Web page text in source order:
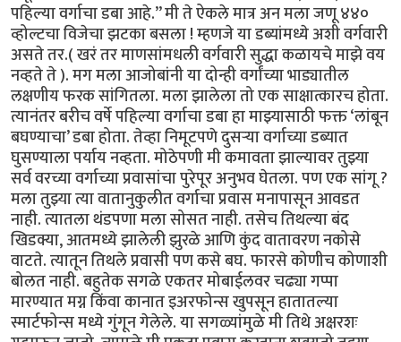
पहिल्या वर्गाचा डबा आहे.’’ मी ते ऐकले मात्र अन मला जणू ४४०
व्होल्टचा विजेचा झटका बसला ! म्हणजे या डब्यांमध्ये अशी वर्गवारी
असते तर.( खरं तर माणसांमधली वर्गवारी सुद्धा कळायचे माझे वय
नव्हते ते ). मग मला आजोबांनी या दोन्ही वर्गांच्या भाड्यातील
लक्षणीय फरक सांगितला. मला झालेला तो एक साक्षात्कारच होता.
त्यानंतर बरीच वर्षे पहिल्या वर्गाचा डबा हा माझ्यासाठी फक्त ‘लांबून
बघण्याचा’ डबा होता. तेव्हा निमूटपणे दुसऱ्या वर्गाच्या डब्यात
घुसण्याला पर्याय नव्हता. मोठेपणी मी कमावता झाल्यावर तुझ्या
सर्व वरच्या वर्गाच्या प्रवासांचा पुरेपूर अनुभव घेतला. पण एक सांगू ?
मला तुझ्या त्या वातानुकुलीत वर्गाचा प्रवास मनापासून आवडत
नाही. त्यातला थंडपणा मला सोसत नाही. तसेच तिथल्या बंद
खिडक्या, आतमध्ये झालेली झुरळे आणि कुंद वातावरण नकोसे
वाटते. त्यातून तिथले प्रवासी पण कसे बघ. फारसे कोणीच कोणाशी
बोलत नाही. बहुतेक सगळे एकतर मोबाईलवर चढ्या गप्पा
मारण्यात मग्न किंवा कानात इअरफोन्स खुपसून हातातल्या
स्मार्टफोन्स मध्ये गुंगून गेलेले. या सगळ्यांमुळे मी तिथे अक्षरशः